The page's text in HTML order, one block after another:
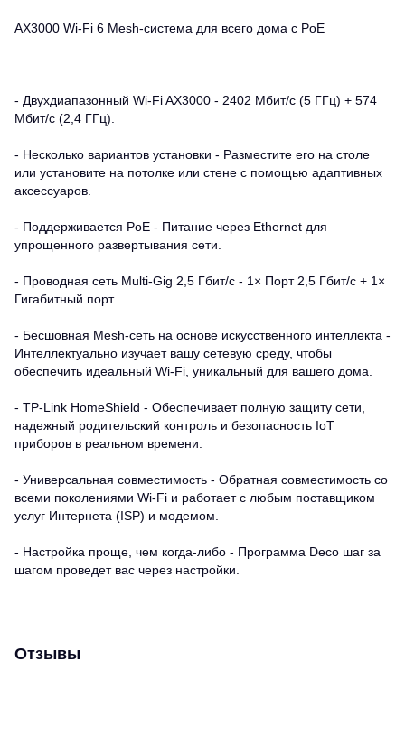
AX3000 Wi-Fi 6 Mesh-система для всего дома с PoE
- Двухдиапазонный Wi-Fi AX3000 - 2402 Мбит/с (5 ГГц) + 574
Мбит/с (2,4 ГГц).
- Несколько вариантов установки - Разместите его на столе
или установите на потолке или стене с помощью адаптивных
аксессуаров.
- Поддерживается PoE - Питание через Ethernet для
упрощенного развертывания сети.
- Проводная сеть Multi-Gig 2,5 Гбит/с - 1× Порт 2,5 Гбит/с + 1×
Гигабитный порт.
- Бесшовная Mesh-сеть на основе искусственного интеллекта -
Интеллектуально изучает вашу сетевую среду, чтобы
обеспечить идеальный Wi-Fi, уникальный для вашего дома.
- TP-Link HomeShield - Обеспечивает полную защиту сети,
надежный родительский контроль и безопасность IoT
приборов в реальном времени.
- Универсальная совместимость - Обратная совместимость со
всеми поколениями Wi-Fi и работает с любым поставщиком
услуг Интернета (ISP) и модемом.
- Настройка проще, чем когда-либо - Программа Deco шаг за
шагом проведет вас через настройки.
Отзывы